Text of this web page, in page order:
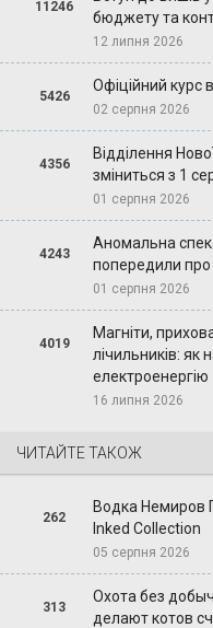
11246
бюджету та
12 липня 2026
5426
Офіційний курс
02 серпня 2026
4356
Відділення
зміниться з 1
01 серпня 2026
4243
Аномальна
попередили про
01 серпня 2026
4019
Магніти,
лічильників: як
електроенергію
16 липня 2026
ЧИТАЙТЕ ТАКОЖ
262
Водка Немиров
Inked Collection
05 серпня 2026
313
Охота без
делают котов